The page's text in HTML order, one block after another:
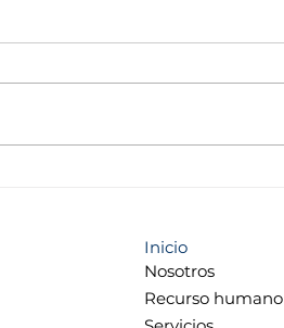
Inicio
Nosotros
Recurso humano